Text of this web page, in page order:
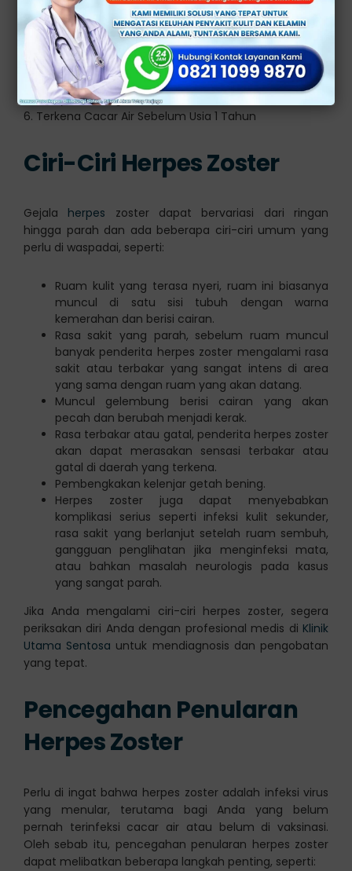
1. Orang yang Lebih Tua (Berusia di atas 50 tahun)
2. Orang dengan Sistem Kekebalan Tubuh Lemah
3. Orang yang Mengonsumsi Obat Penekan Imun
4. Stres yang Berlangsung Lama
5. Riwayat Keluarga
6. Terkena Cacar Air Sebelum Usia 1 Tahun
Ciri-Ciri Herpes Zoster
Gejala herpes zoster dapat bervariasi dari ringan
hingga parah dan ada beberapa ciri-ciri umum yang
perlu di waspadai, seperti:
Ruam kulit yang terasa nyeri, ruam ini biasanya
muncul di satu sisi tubuh dengan warna
kemerahan dan berisi cairan.
Rasa sakit yang parah, sebelum ruam muncul
banyak penderita herpes zoster mengalami rasa
sakit atau terbakar yang sangat intens di area
yang sama dengan ruam yang akan datang.
Muncul gelembung berisi cairan yang akan
pecah dan berubah menjadi kerak.
Rasa terbakar atau gatal, penderita herpes zoster
akan dapat merasakan sensasi terbakar atau
gatal di daerah yang terkena.
Pembengkakan kelenjar getah bening.
Herpes zoster juga dapat menyebabkan
komplikasi serius seperti infeksi kulit sekunder,
rasa sakit yang berlanjut setelah ruam sembuh,
gangguan penglihatan jika menginfeksi mata,
atau bahkan masalah neurologis pada kasus
yang sangat parah.
Jika Anda mengalami ciri-ciri herpes zoster, segera
periksakan diri Anda dengan profesional medis di Klinik
Utama Sentosa untuk mendiagnosis dan pengobatan
yang tepat.
Pencegahan Penularan
Herpes Zoster
Perlu di ingat bahwa herpes zoster adalah infeksi virus
yang menular, terutama bagi Anda yang belum
pernah terinfeksi cacar air atau belum di vaksinasi.
Oleh sebab itu, pencegahan penularan herpes zoster
dapat melibatkan beberapa langkah penting, seperti: